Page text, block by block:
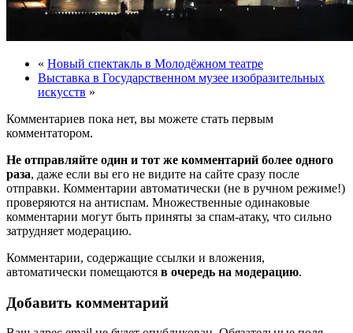
« Новый спектакль в Молодёжном театре
Выставка в Государственном музее изобразительных
искусств »
Комментариев пока нет, вы можете стать первым
комментатором.
Не отправляйте один и тот же комментарий более одного
раза, даже если вы его не видите на сайте сразу после
отправки. Комментарии автоматически (не в ручном режиме!)
проверяются на антиспам. Множественные одинаковые
комментарии могут быть приняты за спам-атаку, что сильно
затрудняет модерацию.
Комментарии, содержащие ссылки и вложения,
автоматически помещаются в очередь на модерацию.
Добавить комментарий